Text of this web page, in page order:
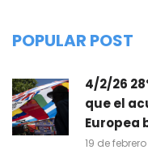
POPULAR POST
4/2/26
que el
Europea
19 de